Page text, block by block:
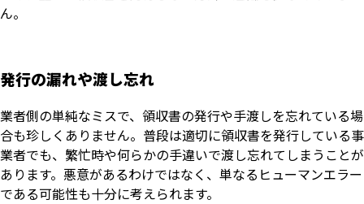
ん。
発行の漏れや渡し忘れ
業者側の単純なミスで、領収書の発行や手渡しを忘れている場
合も珍しくありません。普段は適切に領収書を発行している事
業者でも、繁忙時や何らかの手違いで渡し忘れてしまうことが
あります。悪意があるわけではなく、単なるヒューマンエラー
である可能性も十分に考えられます。